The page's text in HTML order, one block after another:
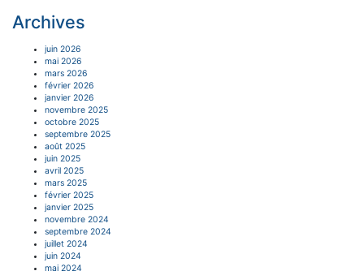
Archives
juin 2026
mai 2026
mars 2026
février 2026
janvier 2026
novembre 2025
octobre 2025
septembre 2025
août 2025
juin 2025
avril 2025
mars 2025
février 2025
janvier 2025
novembre 2024
septembre 2024
juillet 2024
juin 2024
mai 2024